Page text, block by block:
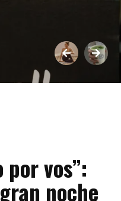
por vos”:
noche